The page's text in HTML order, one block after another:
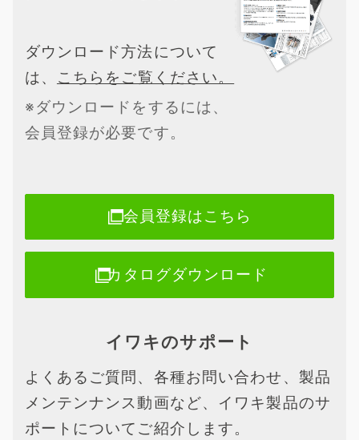
ダウンロード方法について
は、 こちらをご覧ください。
※ダウンロードをするには、
会員登録が必要です。
会員登録はこちら
カタログダウンロード
イワキのサポート
よくあるご質問、各種お問い合わせ、製品
メンテンナンス動画など、イワキ製品のサ
ポートについてご紹介します。